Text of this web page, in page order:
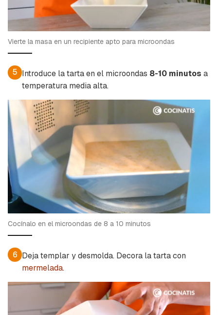
Vierte la masa en un recipiente apto para microondas
5 Introduce la tarta en el microondas 8-10 minutos a
temperatura media alta.
Cocínalo en el microondas de 8 a 10 minutos
6 Deja templar y desmolda. Decora la tarta con
mermelada.